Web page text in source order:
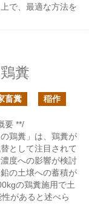
で、最適な方法を
糞
畜糞 稲作
要 **/
鶏糞」は、鶏糞が
として注目されて
度への影響が検討
の土壌への蓄積が
の鶏糞施用で土
があると述べら